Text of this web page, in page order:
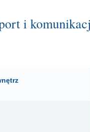
i